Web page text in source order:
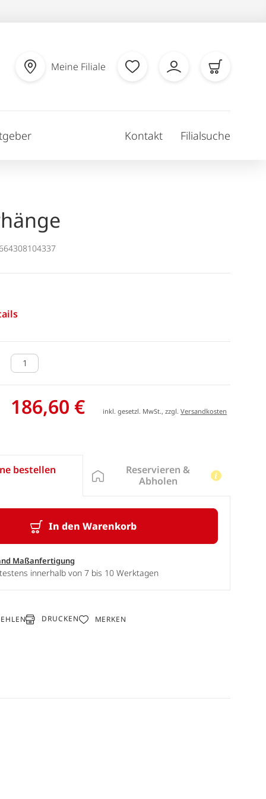
Meine Filiale
Kontakt Filialsuche
186,60 € inkl. gesetzl. MwSt., zzgl.Versandkosten
bestellen
In den Warenkorb
Maßanfertigung
innerhalb von 7 bis 10 Werktagen
Reservieren &
Abholen
DRUCKEN MERKEN